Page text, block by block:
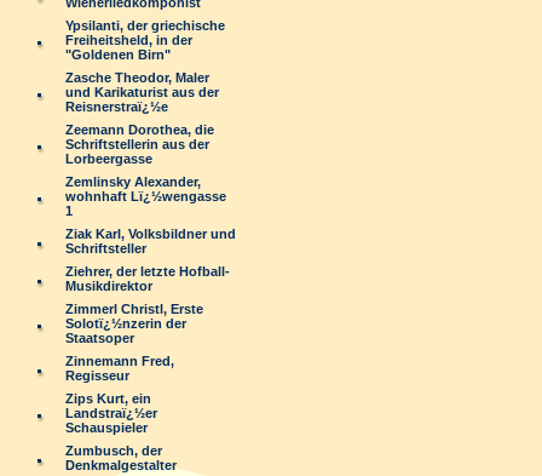
Ypsilanti, der griechische
Freiheitsheld, in der
"Goldenen Birn"
Zasche Theodor, Maler
und Karikaturist aus der
Reisnerstraï¿½e
Zeemann Dorothea, die
Schriftstellerin aus der
Lorbeergasse
Zemlinsky Alexander,
wohnhaft Lï¿½wengasse
1
Ziak Karl, Volksbildner und
Schriftsteller
Ziehrer, der letzte Hofball-
Musikdirektor
Zimmerl Christl, Erste
Solotï¿½nzerin der
Staatsoper
Zinnemann Fred,
Regisseur
Zips Kurt, ein
Landstraï¿½er
Schauspieler
Zumbusch, der
Denkmalgestalter